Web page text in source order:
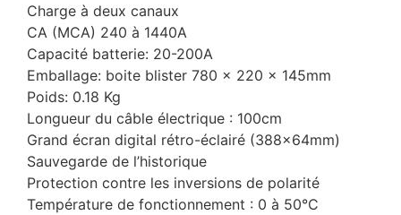
Charge à deux canaux
CA (MCA) 240 à 1440A
Capacité batterie: 20-200A
Emballage: boite blister 780 x 220 x 145mm
Poids: 0.18 Kg
Longueur du câble électrique : 100cm
Grand écran digital rétro-éclairé (388x64mm)
Sauvegarde de l’historique
Protection contre les inversions de polarité
Température de fonctionnement : 0 à 50°C